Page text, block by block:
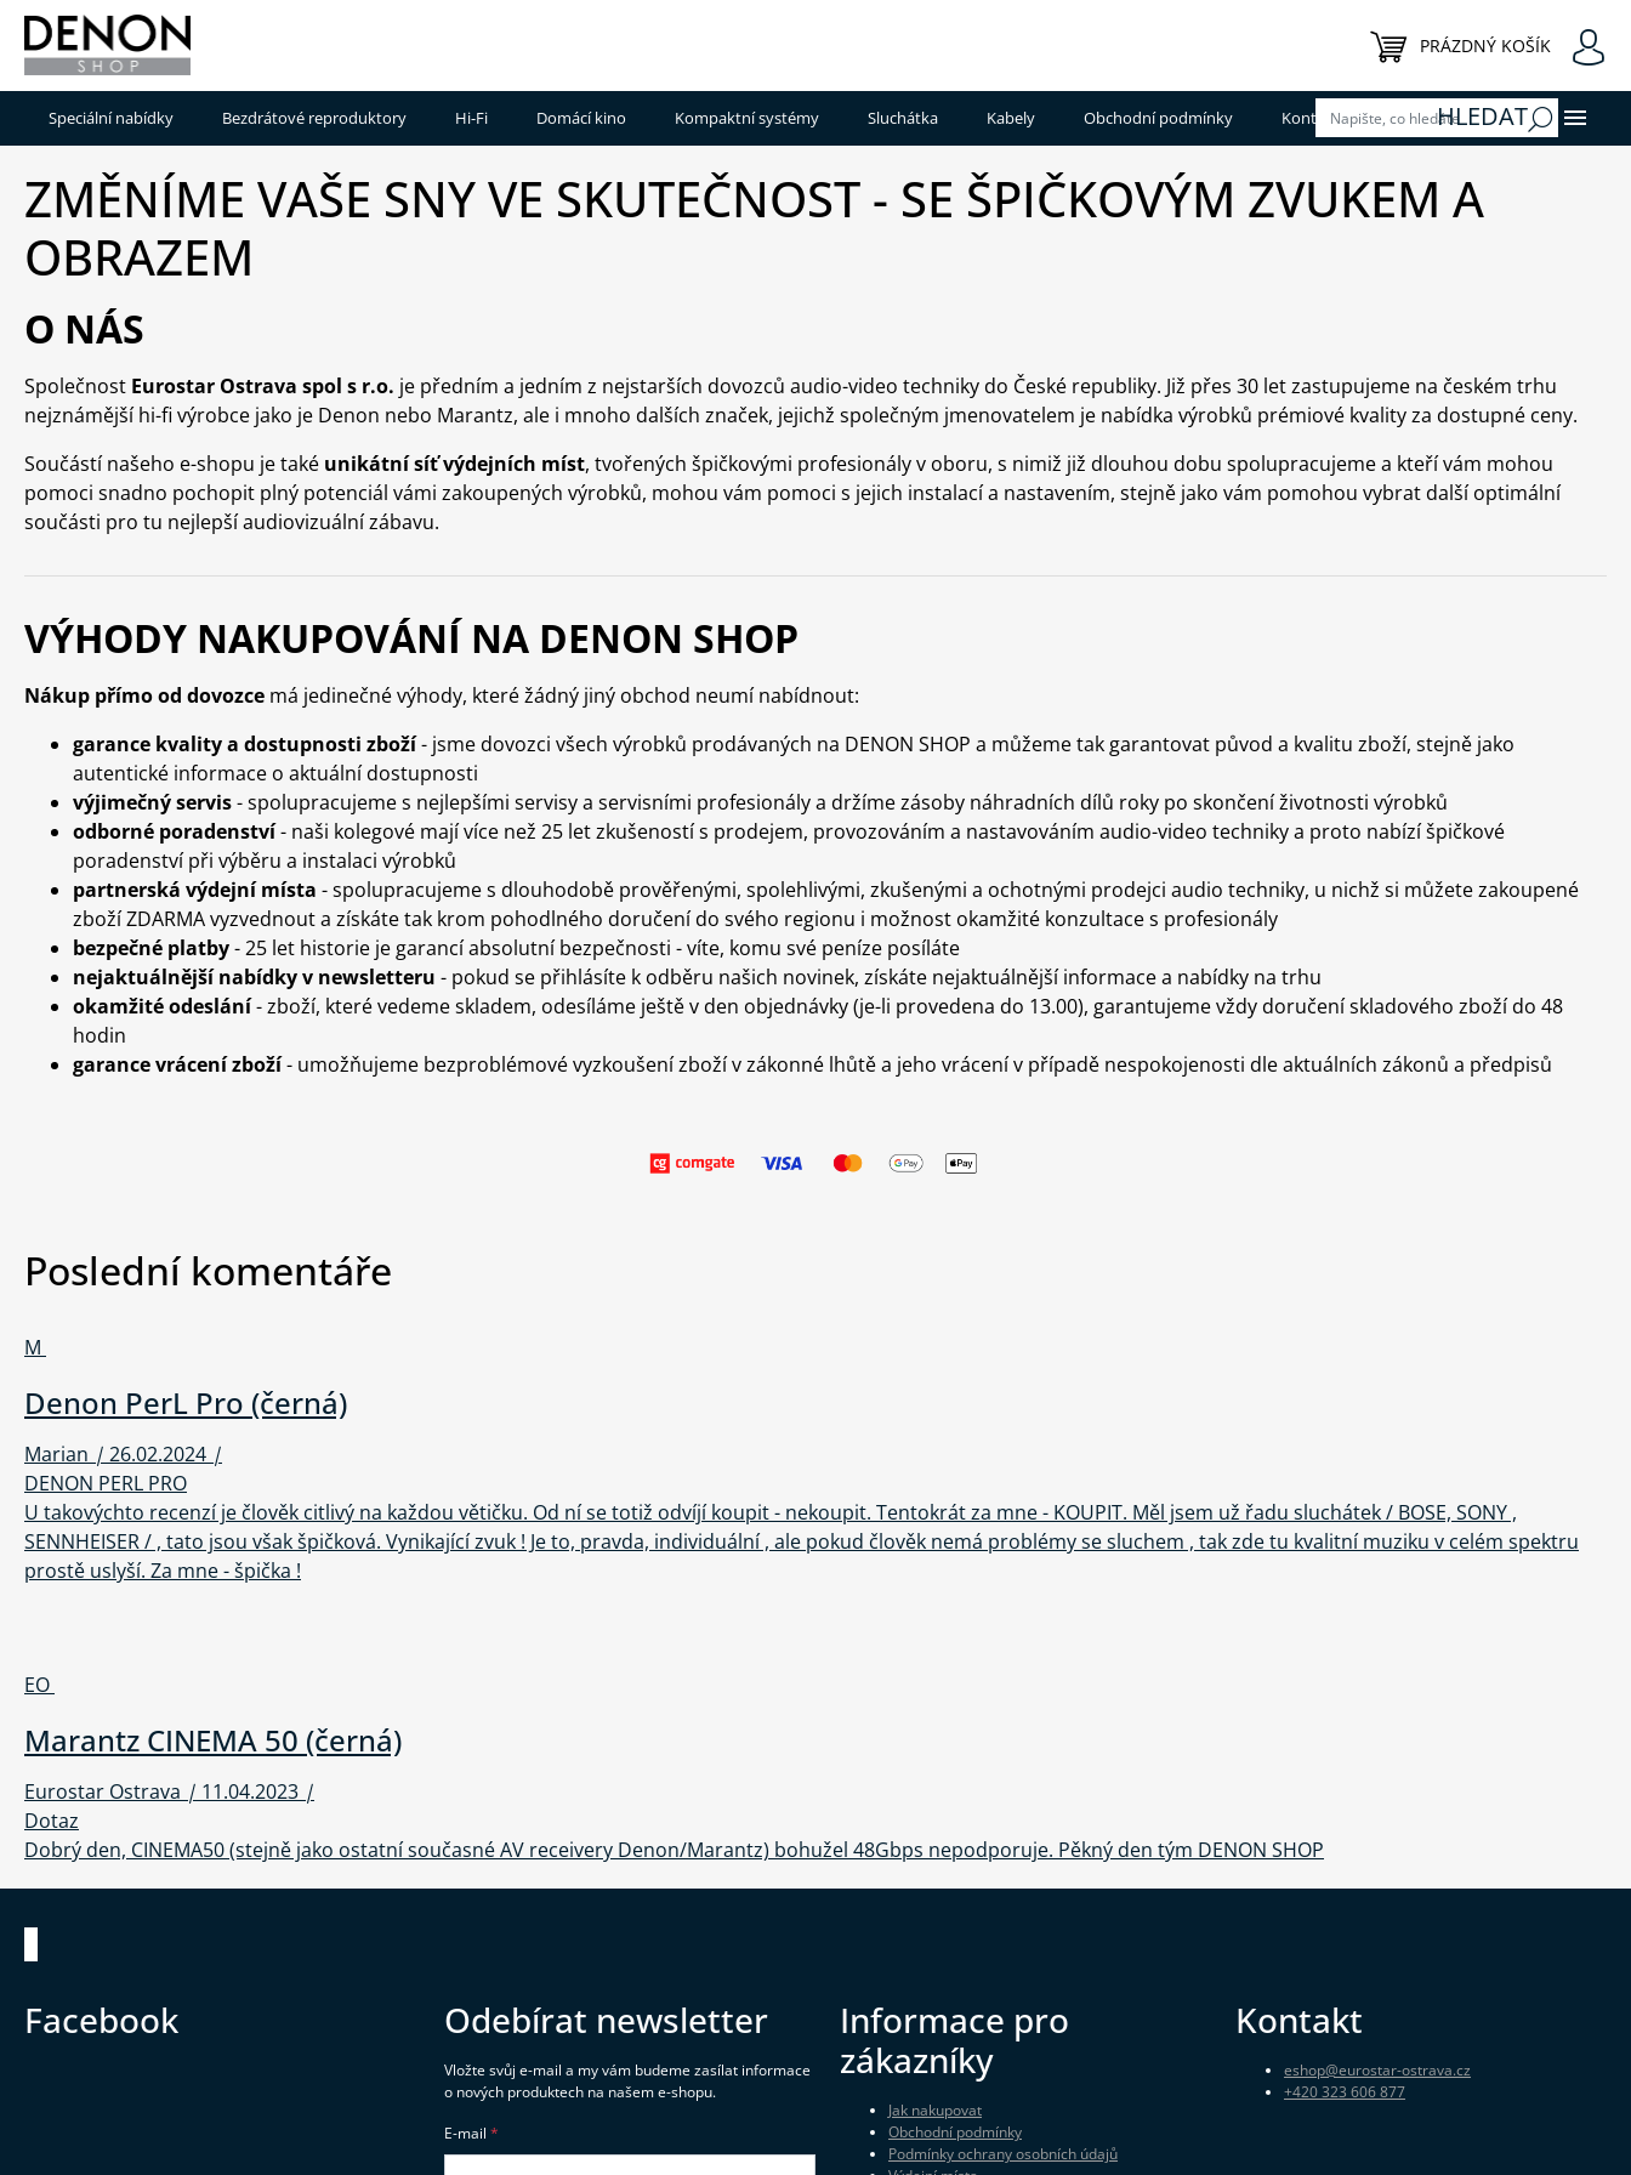
Přejít na obsah
HLEDAT
NÁKUPNÍ KOŠÍK
PRÁZDNÝ KOŠÍK
Speciální nabídky Bezdrátové reproduktory
Denon
Home
Bowers
&
&
Wilkins
Formation
Hi-Fi
Síťové
přehrávače
Gramofony
a
příslušenství
převodníky
Domácí kino
A/V
Receivery
Multimediální
a
přehrávače
signálu
Kompaktní systémy
Síťové
hudební
Sluchátka
Sluchátka
s
potlačením
hluku
Sluchátkové
zesilovače
pro
Kabely
kabely
filtry
Digitální
/
video
kabely
Anténní
Obchodní podmínky
Kontakty
ZMĚNÍME VAŠE SNY VE SKUTEČNOST - SE ŠPIČKOVÝM ZVUKEM A
OBRAZEM
O NÁS
Společnost Eurostar Ostrava spol s r.o. je předním a jedním z nejstarších dovozců audio-video techniky do České republiky. Již přes 30 let zastupujeme na českém trhu
nejznámější hi-fi výrobce jako je Denon nebo Marantz, ale i mnoho dalších značek, jejichž společným jmenovatelem je nabídka výrobků prémiové kvality za dostupné ceny.
Součástí našeho e-shopu je také unikátní síť výdejních míst, tvořených špičkovými profesionály v oboru, s nimiž již dlouhou dobu spolupracujeme a kteří vám mohou
pomoci snadno pochopit plný potenciál vámi zakoupených výrobků, mohou vám pomoci s jejich instalací a nastavením, stejně jako vám pomohou vybrat další optimální
součásti pro tu nejlepší audiovizuální zábavu.
VÝHODY NAKUPOVÁNÍ NA DENON SHOP
Nákup přímo od dovozce má jedinečné výhody, které žádný jiný obchod neumí nabídnout:
garance kvality a dostupnosti zboží- jsme dovozci všech výrobků prodávaných na DENON SHOP a můžeme tak garantovat původ a kvalitu zboží, stejně jako
autentické informace o aktuální dostupnosti
výjimečný servis- spolupracujeme s nejlepšími servisy a servisními profesionály a držíme zásoby náhradních dílů roky po skončení životnosti výrobků
odborné poradenství- naši kolegové mají více než 25 let zkušeností s prodejem, provozováním a nastavováním audio-video techniky a proto nabízí špičkové
poradenství při výběru a instalaci výrobků
partnerská výdejní místa - spolupracujeme s dlouhodobě prověřenými, spolehlivými, zkušenými a ochotnými prodejci audio techniky, u nichž si můžete zakoupené
zboží ZDARMA vyzvednout a získáte tak krom pohodlného doručení do svého regionu i možnost okamžité konzultace s profesionály
bezpečné platby- 25 let historie je garancí absolutní bezpečnosti - víte, komu své peníze posíláte
nejaktuálnější nabídky v newsletteru - pokud se přihlásíte k odběru našich novinek, získáte nejaktuálnější informace a nabídky na trhu
okamžité odeslání- zboží, které vedeme skladem, odesíláme ještě v den objednávky (je-li provedena do 13.00), garantujeme vždy doručení skladového zboží do 48
hodin
garance vrácení zboží- umožňujeme bezproblémové vyzkoušení zboží v zákonné lhůtě a jeho vrácení v případě nespokojenosti dle aktuálních zákonů a předpisů
Poslední komentáře
M
Denon PerL Pro (černá)
Marian | 26.02.2024 |
DENON PERL PRO
U takovýchto recenzí je člověk citlivý na každou větičku. Od ní se totiž odvíjí koupit - nekoupit. Tentokrát za mne - KOUPIT. Měl jsem už řadu sluchátek / BOSE, SONY ,
SENNHEISER / , tato jsou však špičková. Vynikající zvuk ! Je to, pravda, individuální , ale pokud člověk nemá problémy se sluchem , tak zde tu kvalitní muziku v celém spektru
prostě uslyší. Za mne - špička !
EO
Marantz CINEMA 50 (černá)
Eurostar Ostrava | 11.04.2023 |
Dotaz
Dobrý den, CINEMA50 (stejně jako ostatní současné AV receivery Denon/Marantz) bohužel 48Gbps nepodporuje. Pěkný den tým DENON SHOP
Zápatí
Facebook Odebírat newsletter
Vložte svůj e-mail a my vám budeme zasílat informace
o nových produktech na našem e-shopu.
E-mail
Informace pro
zákazníky
Jak nakupovat
Obchodní podmínky
Podmínky ochrany osobních údajů
Kontakt
eshop@eurostar-ostrava.cz
+420 323 606 877